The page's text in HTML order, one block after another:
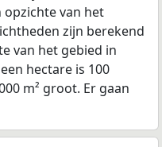
opzichte van het
zijn berekend
van het gebied in
hectare is 100
m² groot. Er gaan